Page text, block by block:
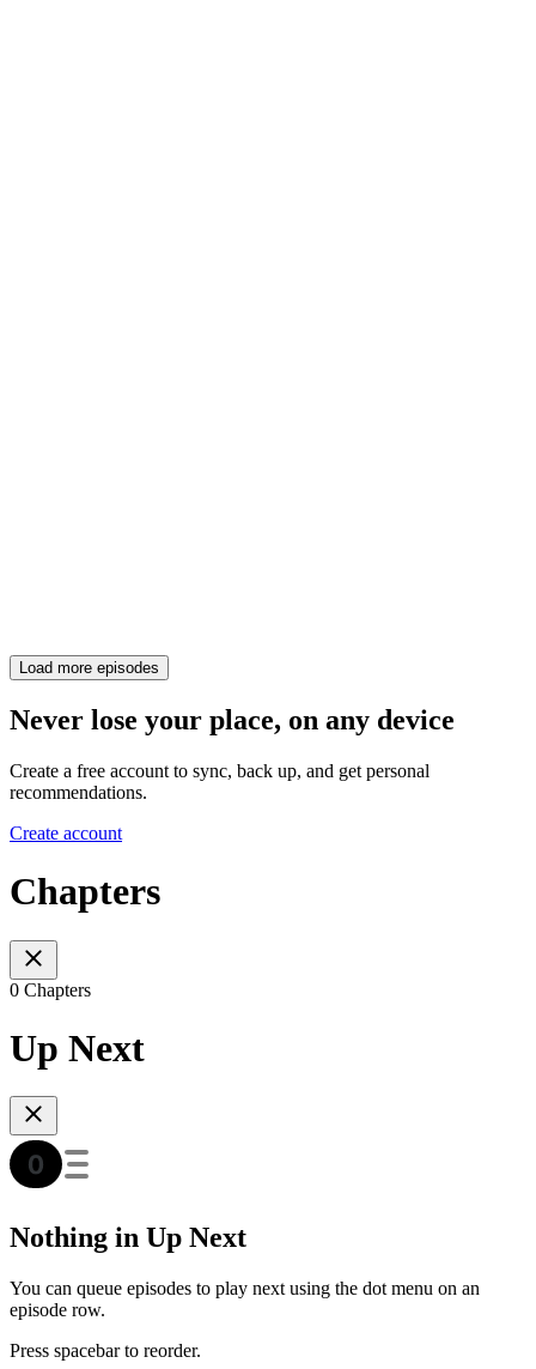
Load more episodes
Never lose your place, on any device
Create a free account to sync, back up, and get personal
recommendations.
Create account
Chapters
0 Chapters
Up Next
Nothing in Up Next
You can queue episodes to play next using the dot menu on an
episode row.
Press spacebar to reorder.